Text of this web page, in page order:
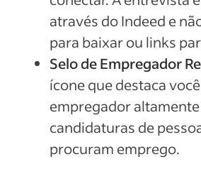
através do Indeed e
para baixar ou links
Selo de Empregador
ícone que destaca
empregador
candidaturas de
procuram emprego.